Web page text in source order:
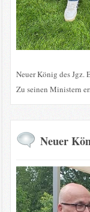
Neuer König des Jgz.
Zu seinen Ministern
Neuer